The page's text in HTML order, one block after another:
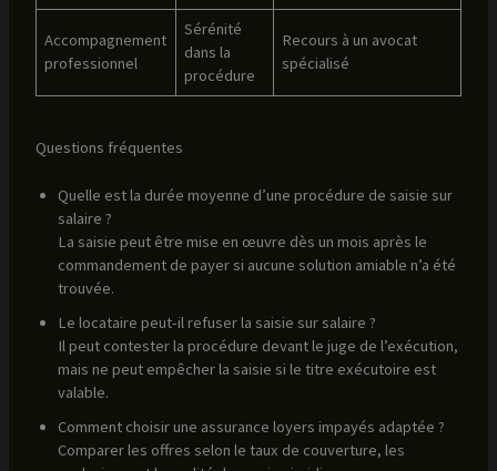
Accompagnement
professionnel
Sérénité
dans la
procédure
Recours à un avocat
spécialisé
Questions fréquentes
Quelle est la durée moyenne d’une procédure de saisie sur
salaire ?
La saisie peut être mise en œuvre dès un mois après le
commandement de payer si aucune solution amiable n’a été
trouvée.
Le locataire peut-il refuser la saisie sur salaire ?
Il peut contester la procédure devant le juge de l’exécution,
mais ne peut empêcher la saisie si le titre exécutoire est
valable.
Comment choisir une assurance loyers impayés adaptée ?
Comparer les offres selon le taux de couverture, les